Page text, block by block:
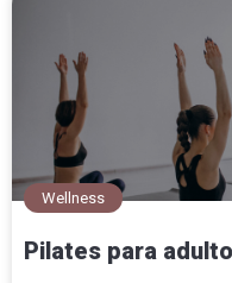
Wellness
Pilates para